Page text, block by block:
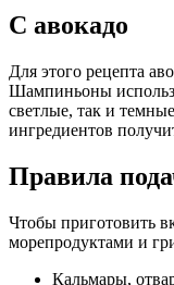
С авокадо
Для этого рецепта
Шампиньоны
светлые, так и
ингредиентов
Правила
Чтобы приготовить
морепродуктами и
Кальмары,